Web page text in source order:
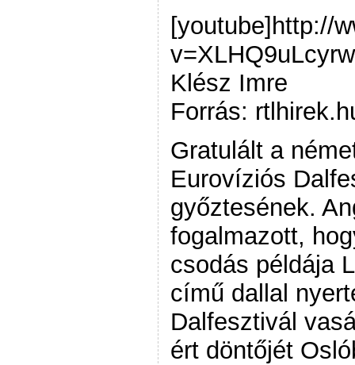
[youtube]http://
Klész Imre
Forrás:
Gratulált a
Eurovíziós
győztesének.
fogalmazott,
csodás példája
című dallal
Dalfesztivál
ért döntőjét